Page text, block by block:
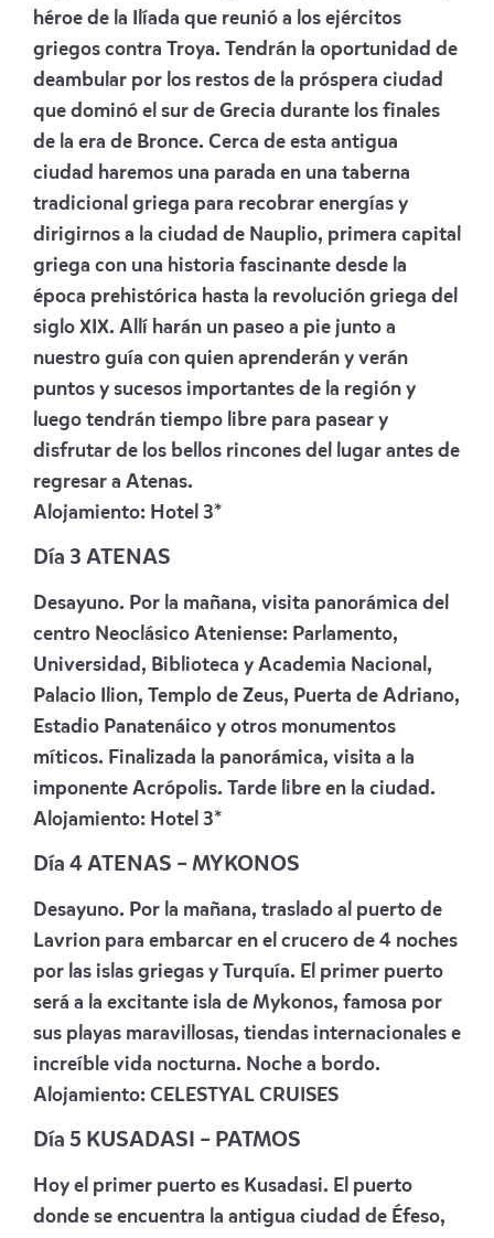
héroe de la Ilíada que reunió a los ejércitos
griegos contra Troya. Tendrán la oportunidad de
deambular por los restos de la próspera ciudad
que dominó el sur de Grecia durante los finales
de la era de Bronce. Cerca de esta antigua
ciudad haremos una parada en una taberna
tradicional griega para recobrar energías y
dirigirnos a la ciudad de Nauplio, primera capital
griega con una historia fascinante desde la
época prehistórica hasta la revolución griega del
siglo XIX. Allí harán un paseo a pie junto a
nuestro guía con quien aprenderán y verán
puntos y sucesos importantes de la región y
luego tendrán tiempo libre para pasear y
disfrutar de los bellos rincones del lugar antes de
regresar a Atenas.
Alojamiento: Hotel 3*
Día 3 ATENAS
Desayuno. Por la mañana, visita panorámica del
centro Neoclásico Ateniense: Parlamento,
Universidad, Biblioteca y Academia Nacional,
Palacio Ilion, Templo de Zeus, Puerta de Adriano,
Estadio Panatenáico y otros monumentos
míticos. Finalizada la panorámica, visita a la
imponente Acrópolis. Tarde libre en la ciudad.
Alojamiento: Hotel 3*
Día 4 ATENAS – MYKONOS
Desayuno. Por la mañana, traslado al puerto de
Lavrion para embarcar en el crucero de 4 noches
por las islas griegas y Turquía. El primer puerto
será a la excitante isla de Mykonos, famosa por
sus playas maravillosas, tiendas internacionales e
increíble vida nocturna. Noche a bordo.
Alojamiento: CELESTYAL CRUISES
Día 5 KUSADASI – PATMOS
Hoy el primer puerto es Kusadasi. El puerto
donde se encuentra la antigua ciudad de Éfeso,